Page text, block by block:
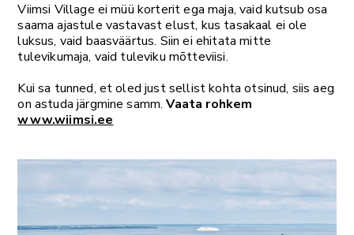
Viimsi Village ei müü korterit ega maja, vaid kutsub osa
saama ajastule vastavast elust, kus tasakaal ei ole
luksus, vaid baasväärtus. Siin ei ehitata mitte
tulevikumaja, vaid tuleviku mõtteviisi.
Kui sa tunned, et oled just sellist kohta otsinud, siis aeg
on astuda järgmine samm.Vaata rohkem
www.wiimsi.ee